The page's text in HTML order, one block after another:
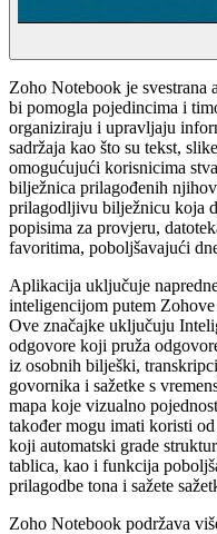
Zoho Notebook je svestrana
bi pomogla pojedincima i
organiziraju i upravljaju
sadržaja kao što su tekst,
omogućujući korisnicima
bilježnica prilagođenih
prilagodljivu bilježnicu koja
popisima za provjeru,
favoritima, poboljšavajući
Aplikacija uključuje
inteligencijom putem
Ove značajke uključuju
odgovore koji pruža
iz osobnih bilješki,
govornika i sažetke s
mapa koje vizualno
također mogu imati koristi
koji automatski grade
tablica, kao i funkcija
prilagodbe tona i sažete
Zoho Notebook podržava